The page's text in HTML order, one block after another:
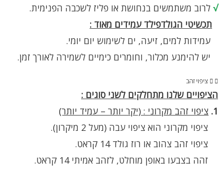
√ לרוב משתמשים בנחושת או פליז לשכבה הפנימית.
תכשיטי הגולדפילד עמידים מאוד :
עמידות למים, זיעה, ים לשימוש יום יומי.
יש להימנע מכלור, וחומרים כימיים לשמירה לאורך זמן.
ציפוי זהב
הציפויים שלנו מתחלקים לשני סוגים :
1. ציפוי זהב מקרוני : (יקר יותר – עמיד יותר)
ציפוי מקרוני הוא ציפוי עבה (מעל 2 מיקרון).
ציפוי זהב צהוב או רוז גולד 14 קראט.
זהה בצבעו באופן מוחלט, לזהב אמיתי 14 קראט.